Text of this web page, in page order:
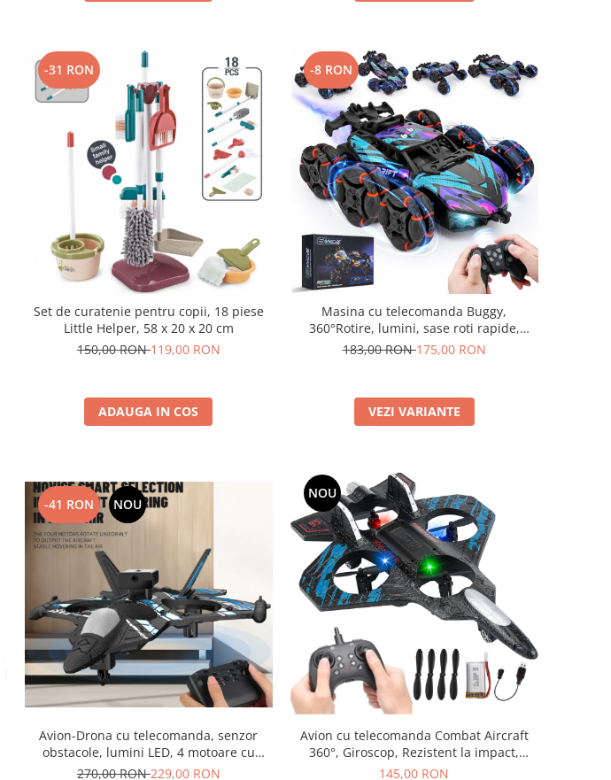
-31 RON
Set de curatenie pentru copii, 18 piese
Little Helper, 58 x 20 x 20 cm
150,00 RON119,00 RON
ADAUGA IN COS
-8 RON
Masina cu telecomanda Buggy,
360°Rotire, lumini, sase roti rapide,
pulverizare fum(aburi), incarcare USB,
183,00 RON175,00 RON
VEZI VARIANTE
-41 RON NOU
Avion-Drona cu telecomanda, senzor
obstacole, lumini LED, 4 motoare cu
electrice, incarcare USB, acumulator
270,00 RON229,00 RON
NOU
Avion cu telecomanda Combat Aircraft
360°, Giroscop, Rezistent la impact,
Lumini LED, 28x22cm
145,00 RON